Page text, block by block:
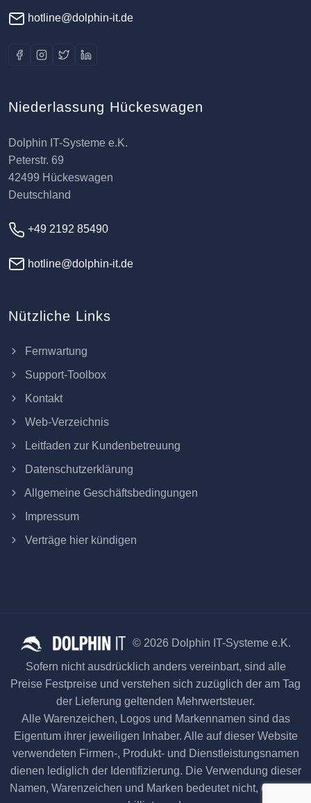
hotline@dolphin-it.de
Niederlassung Hückeswagen
Dolphin IT-Systeme e.K.
Peterstr. 69
42499 Hückeswagen
Deutschland
+49 2192 85490
hotline@dolphin-it.de
Nützliche Links
Fernwartung
Support-Toolbox
Kontakt
Web-Verzeichnis
Leitfaden zur Kundenbetreuung
Datenschutzerklärung
Allgemeine Geschäftsbedingungen
Impressum
Verträge hier kündigen
© 2026 Dolphin IT-Systeme e.K.
Sofern nicht ausdrücklich anders vereinbart, sind alle
Preise Festpreise und verstehen sich zuzüglich der am Tag
der Lieferung geltenden Mehrwertsteuer.
Alle Warenzeichen, Logos und Markennamen sind das
Eigentum ihrer jeweiligen Inhaber. Alle auf dieser Website
verwendeten Firmen-, Produkt- und Dienstleistungsnamen
dienen lediglich der Identifizierung. Die Verwendung dieser
Namen, Warenzeichen und Marken bedeutet nicht, dass sie